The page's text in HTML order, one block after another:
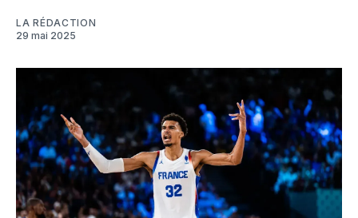
LA RÉDACTION
29 mai 2025